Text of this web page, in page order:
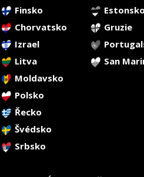
Finsko
Estonsko
Chorvatsko
Gruzie
Izrael
Litva
San
Moldavsko
Polsko
Řecko
Švédsko
Srbsko